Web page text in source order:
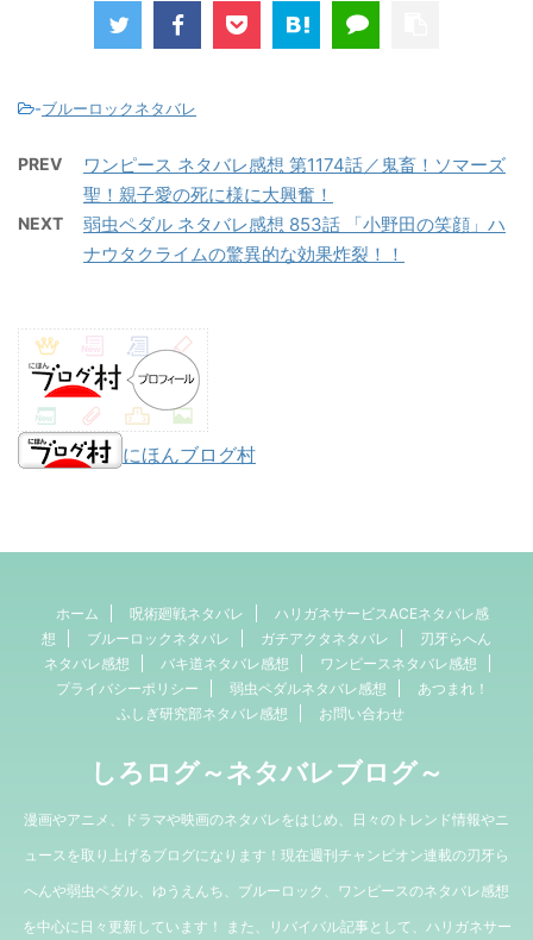
-ブルーロックネタバレ
PREV
ワンピース ネタバレ感想 第1174話／鬼畜！ソマーズ
聖！親子愛の死に様に大興奮！
NEXT
弱虫ペダル ネタバレ感想 853話 「小野田の笑顔」ハ
ナウタクライムの驚異的な効果炸裂！！
にほんブログ村
ホーム 呪術廻戦ネタバレ
ハリガネサービスACEネタバレ感
想
ブルーロックネタバレ ガチアクタネタバレ
刃牙らへん
ネタバレ感想
バキ道ネタバレ感想
ワンピースネタバレ感想
プライバシーポリシー
弱虫ペダルネタバレ感想
あつまれ！
ふしぎ研究部ネタバレ感想
お問い合わせ
しろログ～ネタバレブログ～
漫画やアニメ、ドラマや映画のネタバレをはじめ、日々のトレンド情報やニ
ュースを取り上げるブログになります！現在週刊チャンピオン連載の刃牙ら
へんや弱虫ペダル、ゆうえんち、ブルーロック、ワンピースのネタバレ感想
を中心に日々更新しています！ また、リバイバル記事として、ハリガネサー